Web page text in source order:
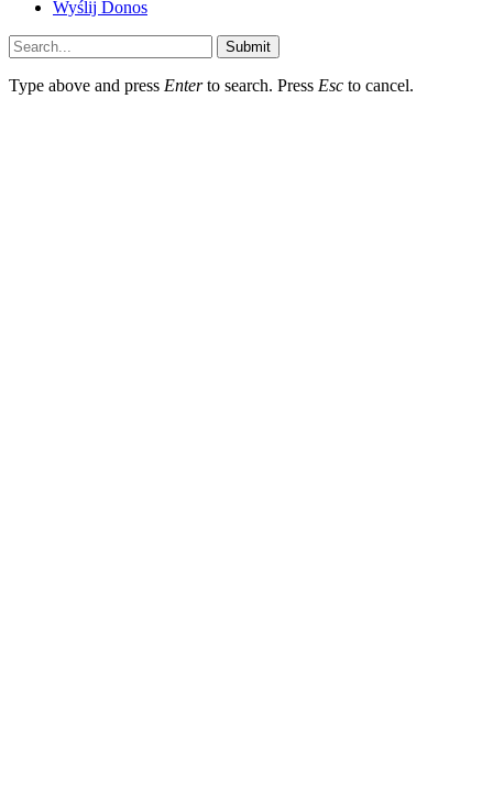
Wyślij Donos
Submit
Type above and press Enterto search. Press Esc to cancel.